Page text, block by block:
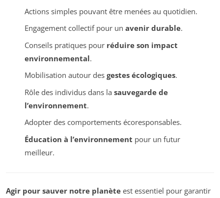
Actions simples pouvant être menées au quotidien.
Engagement collectif pour un avenir durable.
Conseils pratiques pour réduire son impact
environnemental.
Mobilisation autour des gestes écologiques.
Rôle des individus dans la sauvegarde de
l’environnement.
Adopter des comportements écoresponsables.
Éducation à l’environnement pour un futur
meilleur.
Agir pour sauver notre planète est essentiel pour garantir